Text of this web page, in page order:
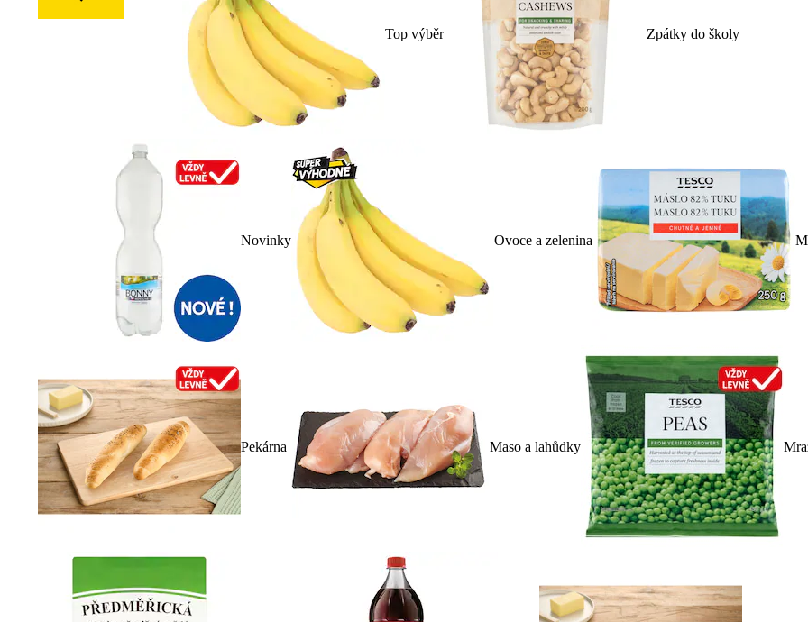
Top výběr Zpátky do školy
Novinky Ovoce a zelenina
Pekárna Maso a lahůdky